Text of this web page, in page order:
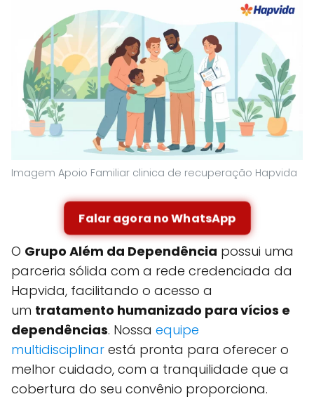
Imagem Apoio Familiar clinica de recuperação Hapvida
Falar agora no WhatsApp
O Grupo Além da Dependência possui uma
parceria sólida com a rede credenciada da
Hapvida, facilitando o acesso a
um tratamento humanizado para vícios e
dependências. Nossa equipe
multidisciplinar está pronta para oferecer o
melhor cuidado, com a tranquilidade que a
cobertura do seu convênio proporciona.